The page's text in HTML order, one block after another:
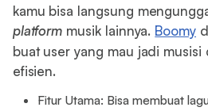
kamu bisa langsung
platform musik lainnya. Boomy
buat user yang mau jadi
efisien.
Fitur Utama: Bisa membuat